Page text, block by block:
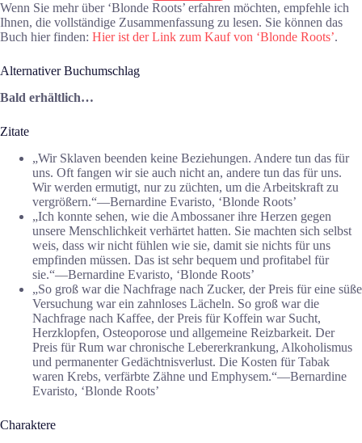
Wenn Sie mehr über ‘Blonde Roots’ erfahren möchten, empfehle ich
Ihnen, die vollständige Zusammenfassung zu lesen. Sie können das
Buch hier finden: Hier ist der Link zum Kauf von ‘Blonde Roots’.
Alternativer Buchumschlag
Bald erhältlich…
Zitate
„Wir Sklaven beenden keine Beziehungen. Andere tun das für
uns. Oft fangen wir sie auch nicht an, andere tun das für uns.
Wir werden ermutigt, nur zu züchten, um die Arbeitskraft zu
vergrößern.“―Bernardine Evaristo, ‘Blonde Roots’
„Ich konnte sehen, wie die Ambossaner ihre Herzen gegen
unsere Menschlichkeit verhärtet hatten. Sie machten sich selbst
weis, dass wir nicht fühlen wie sie, damit sie nichts für uns
empfinden müssen. Das ist sehr bequem und profitabel für
sie.“―Bernardine Evaristo, ‘Blonde Roots’
„So groß war die Nachfrage nach Zucker, der Preis für eine süße
Versuchung war ein zahnloses Lächeln. So groß war die
Nachfrage nach Kaffee, der Preis für Koffein war Sucht,
Herzklopfen, Osteoporose und allgemeine Reizbarkeit. Der
Preis für Rum war chronische Lebererkrankung, Alkoholismus
und permanenter Gedächtnisverlust. Die Kosten für Tabak
waren Krebs, verfärbte Zähne und Emphysem.“―Bernardine
Evaristo, ‘Blonde Roots’
Charaktere